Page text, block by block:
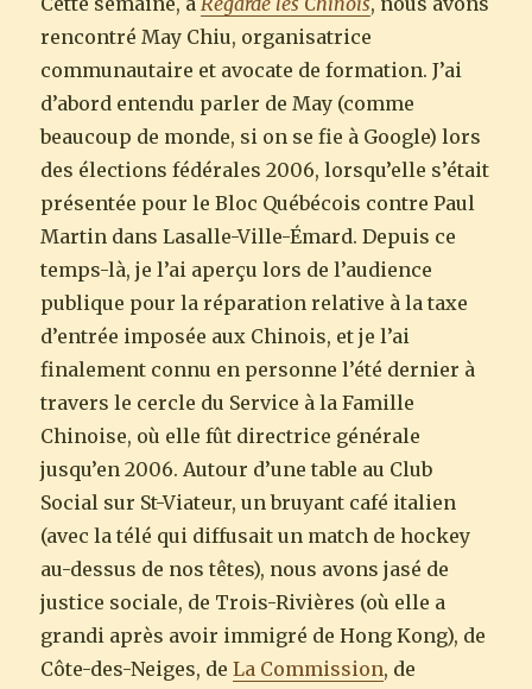
rencontré May Chiu, organisatrice
communautaire et avocate de formation. J’ai
d’abord entendu parler de May (comme
beaucoup de monde, si on se fie à Google) lors
des élections fédérales 2006, lorsqu’elle s’était
présentée pour le Bloc Québécois contre Paul
Martin dans Lasalle-Ville-Émard. Depuis ce
temps-là, je l’ai aperçu lors de l’audience
publique pour la réparation relative à la taxe
d’entrée imposée aux Chinois, et je l’ai
finalement connu en personne l’été dernier à
travers le cercle du Service à la Famille
Chinoise, où elle fût directrice générale
jusqu’en 2006. Autour d’une table au Club
Social sur St-Viateur, un bruyant café italien
(avec la télé qui diffusait un match de hockey
au-dessus de nos têtes), nous avons jasé de
justice sociale, de Trois-Rivières (où elle a
grandi après avoir immigré de Hong Kong), de
Côte-des-Neiges, deLa Commission, de